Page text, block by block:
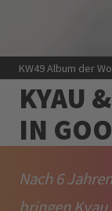
KW49 Album der
KYAU
IN
Nach 6